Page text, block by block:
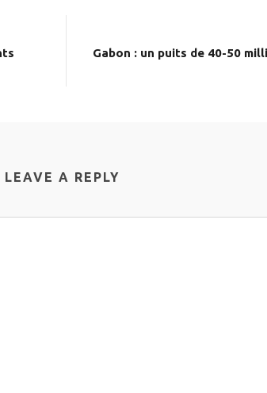
Gabon : un puits de 40-50
LEAVE A REPLY